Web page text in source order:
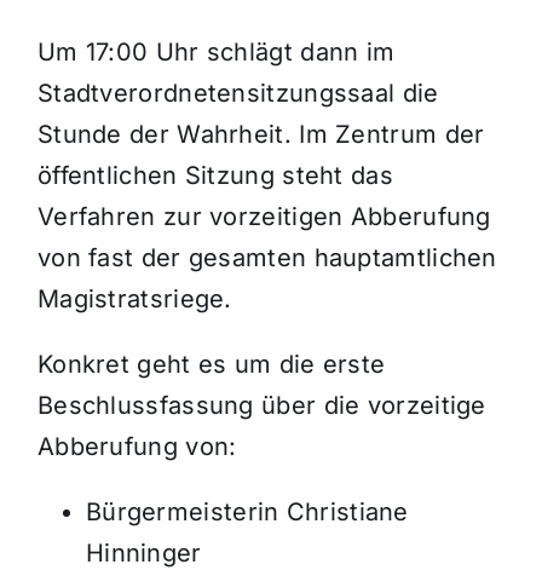
Um 17:00 Uhr schlägt dann im
Stadtverordnetensitzungssaal die
Stunde der Wahrheit. Im Zentrum der
öffentlichen Sitzung steht das
Verfahren zur vorzeitigen Abberufung
von fast der gesamten hauptamtlichen
Magistratsriege.
Konkret geht es um die erste
Beschlussfassung über die vorzeitige
Abberufung von:
Bürgermeisterin Christiane
Hinninger